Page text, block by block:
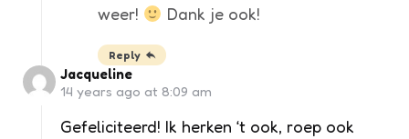
weer!
Dank je ook!
Reply
Jacqueline
14 years ago at 8:09 am
Gefeliciteerd! Ik herken ‘t ook, roep ook